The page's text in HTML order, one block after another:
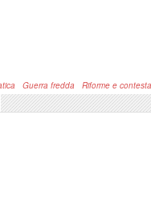
la creazione del
dalle donne di
sezione locale del
ritrovarsi.[3]Dalla
quartiere tutto è
numerosissime
Guerra fredda Riforme e